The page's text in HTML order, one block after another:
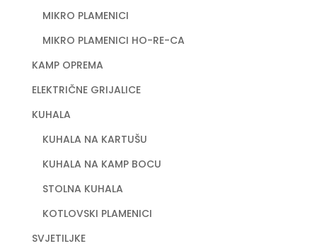
MIKRO PLAMENICI
MIKRO PLAMENICI HO-RE-CA
KAMP OPREMA
ELEKTRIČNE GRIJALICE
KUHALA
KUHALA NA KARTUŠU
KUHALA NA KAMP BOCU
STOLNA KUHALA
KOTLOVSKI PLAMENICI
SVJETILJKE